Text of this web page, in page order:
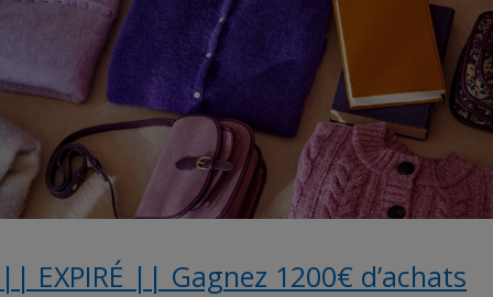
|| EXPIRÉ || Gagnez 1200€ d’achats